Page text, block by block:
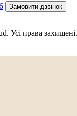
Замовити дзвінок
Усі права захищені.